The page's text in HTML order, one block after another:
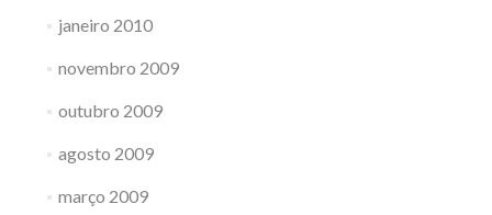
janeiro 2010
novembro 2009
outubro 2009
agosto 2009
março 2009